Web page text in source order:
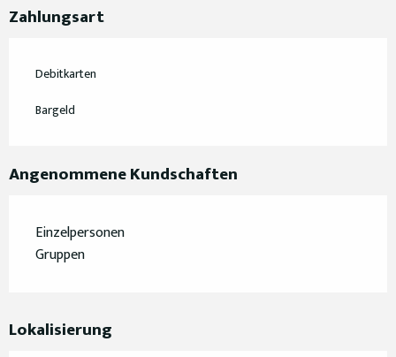
Zahlungsart
Debitkarten
Bargeld
Angenommene Kundschaften
Einzelpersonen
Gruppen
Lokalisierung